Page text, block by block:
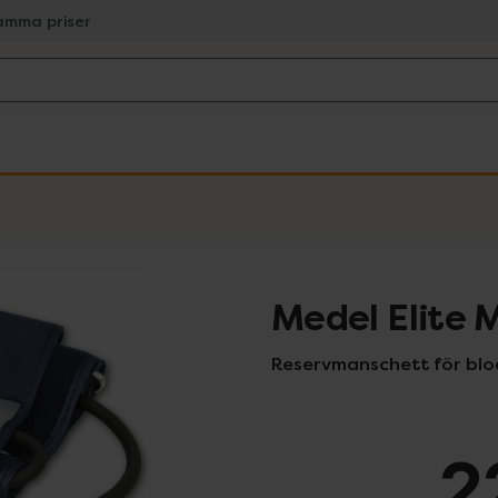
priser
Medel Elite
Reservmanschett för